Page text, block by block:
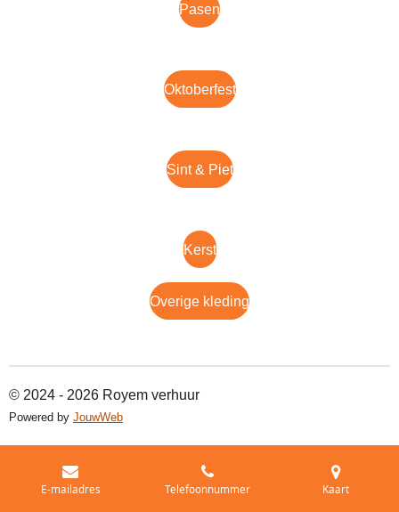
Pasen
Oktoberfest
Sint & Piet
Kerst
Overige kleding
© 2024 - 2026 Royem verhuur
Powered by JouwWeb
E-mailadres Telefoonnummer Kaart